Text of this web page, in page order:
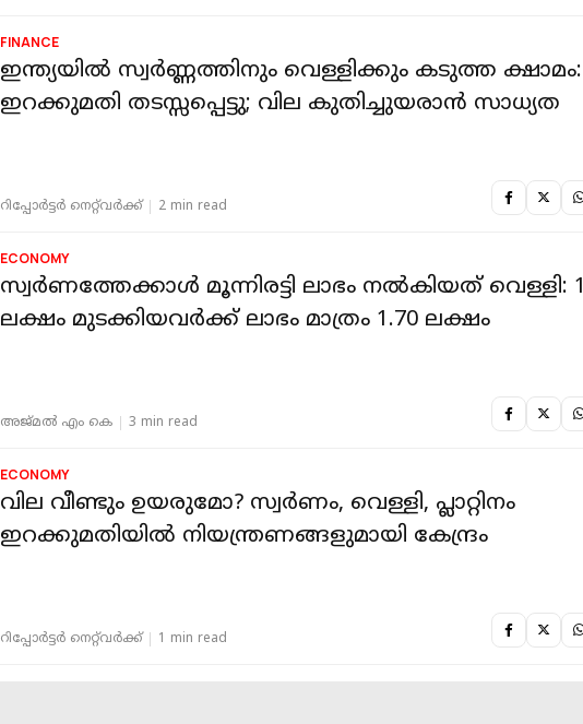
FINANCE
ഇന്ത്യയിൽ സ്വർണ്ണത്തിനും വെള്ളിക്കും കടുത്ത ക്ഷാമം:
ഇറക്കുമതി തടസ്സപ്പെട്ടു; വില കുതിച്ചുയരാൻ സാധ്യത
റിപ്പോർട്ടർ നെറ്റ്‌വര്‍ക്ക്‌ 2 min read
ECONOMY
സ്വർണത്തേക്കാള്‍ മൂന്നിരട്ടി ലാഭം നല്‍കിയത് വെള്ളി:
ലക്ഷം മുടക്കിയവർക്ക് ലാഭം മാത്രം 1.70 ലക്ഷം
അജ്മല്‍ എം കെ 3 min read
ECONOMY
വില വീണ്ടും ഉയരുമോ? സ്വര്‍ണം, വെള്ളി, പ്ലാറ്റിനം
ഇറക്കുമതിയില്‍ നിയന്ത്രണങ്ങളുമായി കേന്ദ്രം
റിപ്പോർട്ടർ നെറ്റ്‌വര്‍ക്ക്‌ 1 min read